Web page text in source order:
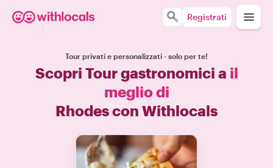
Registrati
Tour privati e personalizzati - solo per te!
Scopri Tour gastronomici a il
meglio di
Rhodes con Withlocals